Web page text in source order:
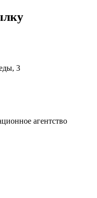
3
агентство